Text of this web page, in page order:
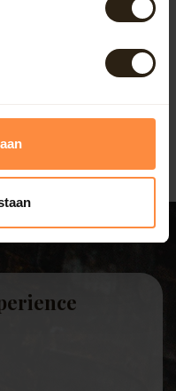
kunt eenvoudig een
zonder te tillen. Dit